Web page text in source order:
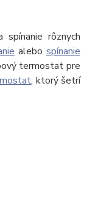
rôznych
alebo spínanie
termostat pre
, ktorý šetrí